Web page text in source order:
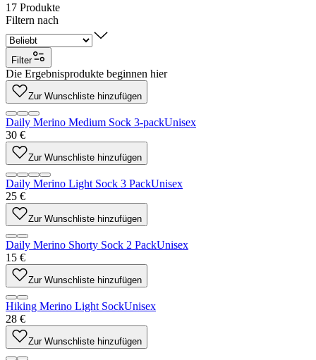
17 Produkte
Filtern nach
Filter
Die Ergebnisprodukte beginnen hier
Zur Wunschliste hinzufügen
Daily Merino Medium Sock 3-packUnisex
30 €
Zur Wunschliste hinzufügen
Daily Merino Light Sock 3 PackUnisex
25 €
Zur Wunschliste hinzufügen
Daily Merino Shorty Sock 2 PackUnisex
15 €
Zur Wunschliste hinzufügen
Hiking Merino Light SockUnisex
28 €
Zur Wunschliste hinzufügen